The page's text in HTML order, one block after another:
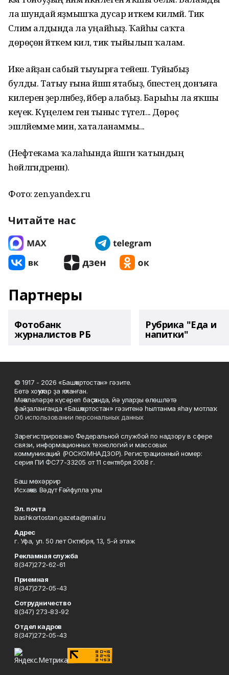
ла шундай яҙмышҡа дусар иткем килмәй. Тик
Сәлим алдында ла уңайһыҙ. Ҡайһы саҡта
дөрөҫөн әйткем килә, тик тыйылып ҡалам.
Ике айҙан сабый тыуырға тейеш. Туйыбыҙ
булды. Татыу ғына йәшәп ятабыҙ, бәпестең донъяға
килеренә әҙерләнәбеҙ, әйбер алабыҙ. Барыһы ла яҡшы
кеүек. Күңелем генә тыныс түгел... Дөрөҫ
эшләйемме мин, хаталанаммы...
(Нефтекама ҡалаһында йәшәгән ҡатындың
һөйләгәндәренән).
Фото: zen.yandex.ru
Читайте нас
Партнеры
Фотобанк
журналистов РБ
Рубрика "Еда и
напитки"
© 1917 - 2026 «Башҡортостан» гәзите.
Бөтә хоҡуҡтар ҙа яҡланған.
Мәҡәләләрҙе күсереп баҫҡанда, йә уларҙы өлөшләтә
файҙаланғанда «Башҡортостан» гәзитенә һылтанма яһау мотлаҡ.
Об использовании персональных данных
Зарегистрировано Федеральной службой по надзору в сфере
связи, информационных технологий и массовых
коммуникаций (РОСКОМНАДЗОР). Регистрационный номер:
серия ПИ ФС77-33205 от 11 сентября 2008 г.
Баш мөхәррир
Исхаҡов Вәдүт Ғәйфулла улы
Эл. почта
bashkortostan.gazeta@mail.ru
Адрес
г. Уфа, ул. 50 лет Октября, 13, 5-й этаж
Рекламная служба
8(347)272-62-61
Приемная
8(347)272-05-43
Сотрудничество
8(347) 273-83-92
Отдел кадров
8(347)272-05-43